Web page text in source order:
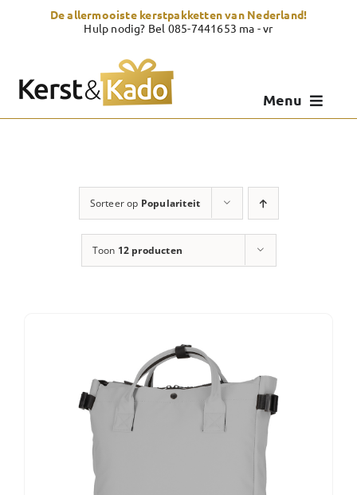
De allermooiste kerstpakketten van Nederland!
Hulp nodig? Bel 085-7441653 ma - vr
Menu
Zelf samenstellen
Sorteer op Populariteit
Toon 12 producten